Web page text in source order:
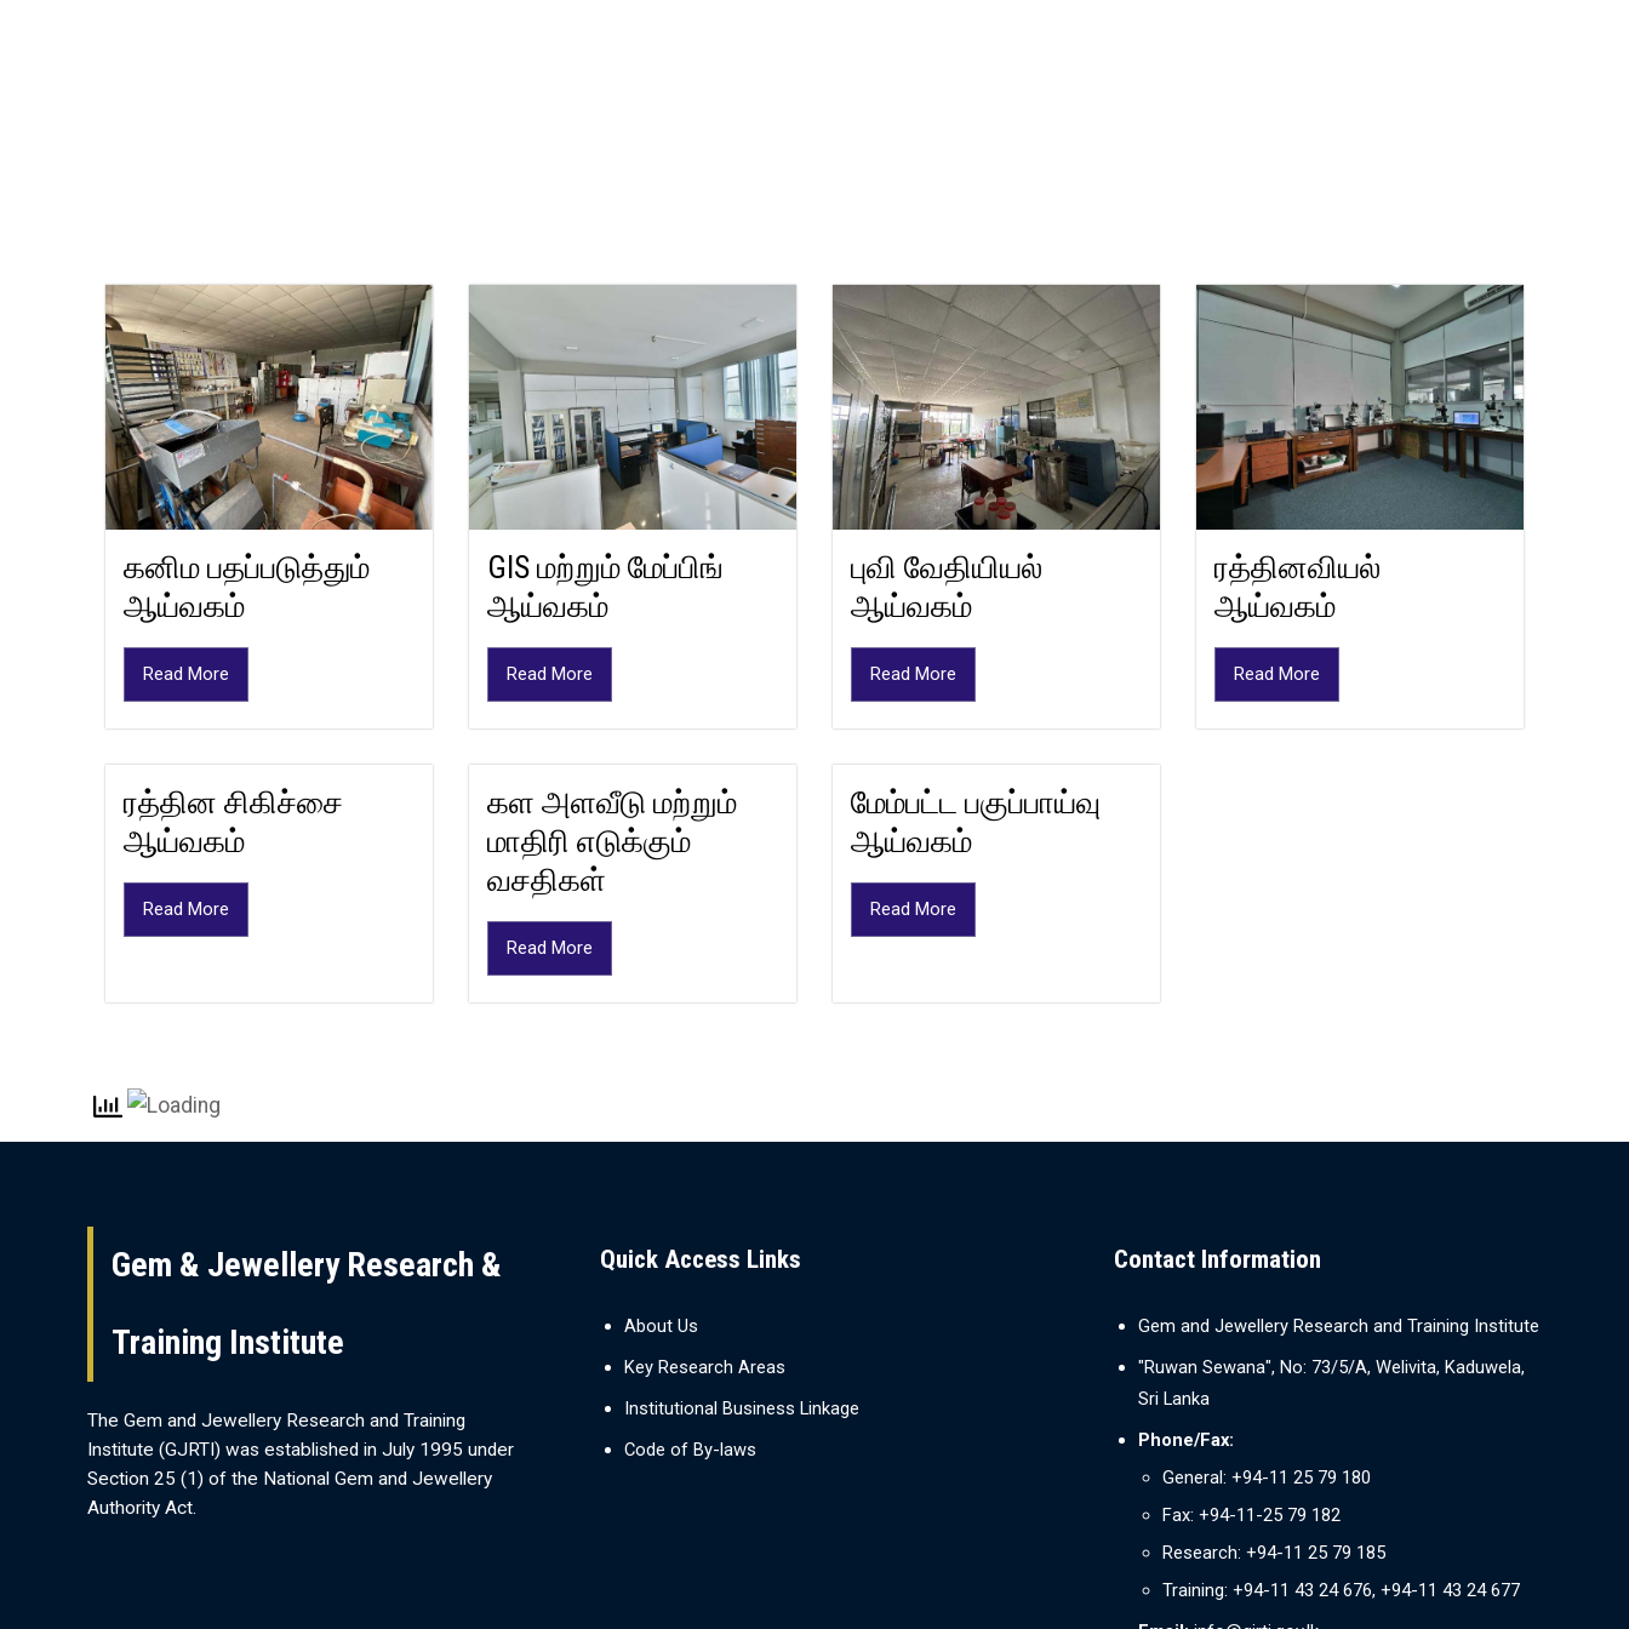
கனிம பதப்படுத்தும்
ஆய்வகம்
Read More
GIS மற்றும் மேப்பிங்
ஆய்வகம்
Read More
புவி வேதியியல்
ஆய்வகம்
Read More
ரத்தினவியல்
ஆய்வகம்
Read More
ரத்தின சிகிச்சை
ஆய்வகம்
Read More
கள அளவீடு மற்றும்
மாதிரி எடுக்கும்
வசதிகள்
Read More
மேம்பட்ட பகுப்பாய்வு
ஆய்வகம்
Read More
Gem & Jewellery Research &
Training Institute
The Gem and Jewellery Research and Training
Institute (GJRTI) was established in July 1995 under
Section 25 (1) of the National Gem and Jewellery
Authority Act.
Quick Access Links
About Us
Key Research Areas
Institutional Business Linkage
Code of By-laws
Contact Information
Gem and Jewellery Research and Training Institute
"Ruwan Sewana", No: 73/5/A, Welivita, Kaduwela,
Sri Lanka
Phone/Fax:
General: +94-11 25 79 180
Fax: +94-11-25 79 182
Research: +94-11 25 79 185
Training: +94-11 43 24 676, +94-11 43 24 677